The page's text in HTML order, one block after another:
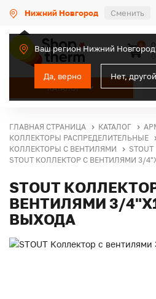
Нижний Новгород Сменить
Ваш регион Нижний
Да, верно Нет, другой
КАТАЛОГ
0
ГЛАВНАЯ СТРАНИЦА КАТАЛОГ
КОЛЛЕКТОРЫ РАСПРЕДЕЛИТЕЛЬНЫЕ
КОЛЛЕКТОРЫ С ВЕНТИЛЯМИ
STOUT
STOUT КОЛЛЕКТОР С ВЕНТИЛЯМИ 3/
STOUT
ВЕНТИЛЯМИ 3/
ВЫХОДА